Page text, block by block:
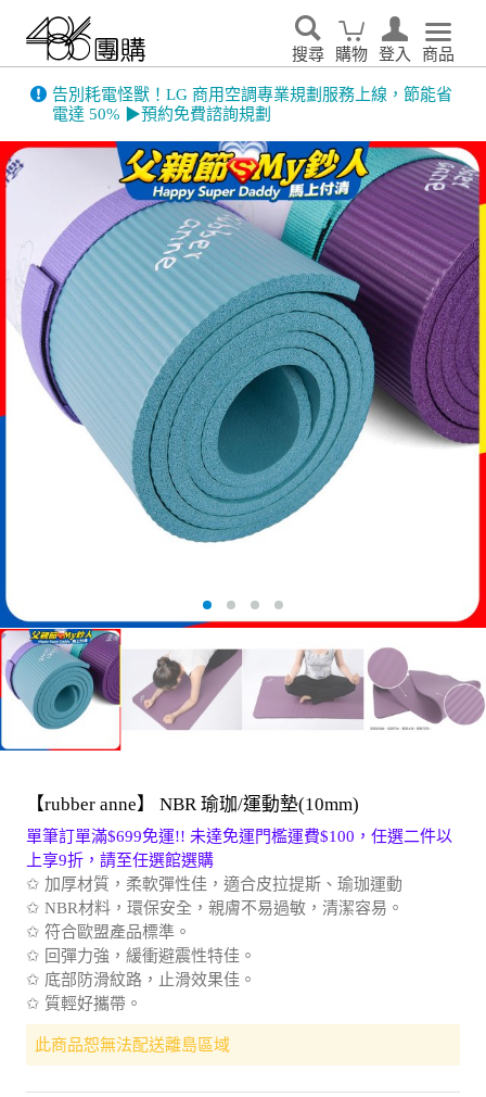
搜尋 購物 登入 商品
告別耗電怪獸！LG 商用空調專業規劃服務上線，節能省
電達 50% ▶預約免費諮詢規劃
【rubber anne】 NBR 瑜珈/運動墊(10mm)
單筆訂單滿$699免運!! 未達免運門檻運費$100，任選二件以
上享9折，請至任選館選購
✩ 加厚材質，柔軟彈性佳，適合皮拉提斯、瑜珈運動
✩ NBR材料，環保安全，親膚不易過敏，清潔容易。
✩ 符合歐盟產品標準。
✩ 回彈力強，緩衝避震性特佳。
✩ 底部防滑紋路，止滑效果佳。
✩ 質輕好攜帶。
此商品恕無法配送離島區域